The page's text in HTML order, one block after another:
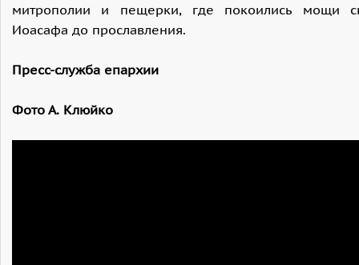
митрополии и пещерки, где покоились мощи
Иоасафа до прославления.
Пресс-служба епархии
Фото А. Клюйко